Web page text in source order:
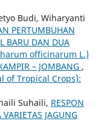
Budi, Wiharyanti
PERTUMBUHAN
BARU DAN DUA
officinarum L.)
– JOMBANG ,
of Tropical Crops):
Suhaili, RESPON
JAGUNG